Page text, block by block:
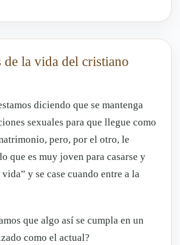
la vida del cristiano
diciendo que se mantenga
sexuales para que llegue como
pero, por el otro, le
que es muy joven para casarse y
y se case cuando entre a la
que algo así se cumpla en un
como el actual?